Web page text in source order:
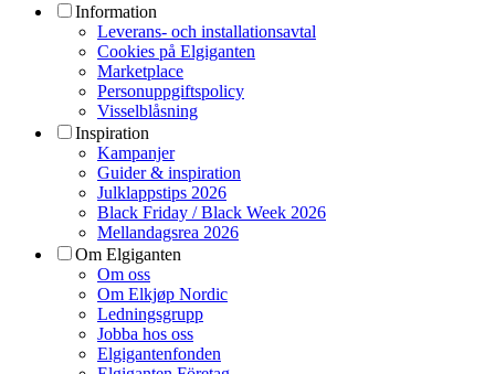
Information
Leverans- och installationsavtal
Cookies på Elgiganten
Marketplace
Personuppgiftspolicy
Visselblåsning
Inspiration
Kampanjer
Guider & inspiration
Julklappstips 2026
Black Friday / Black Week 2026
Mellandagsrea 2026
Om Elgiganten
Om oss
Om Elkjøp Nordic
Ledningsgrupp
Jobba hos oss
Elgigantenfonden